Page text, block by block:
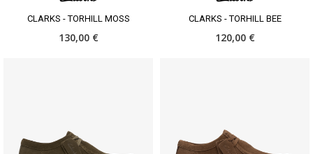
CLARKS - TORHILL MOSS
130,00 €
CLARKS - TORHILL BEE
120,00 €